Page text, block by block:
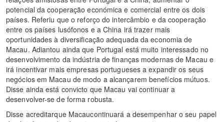
potencial da cooperação económica e comercial entre os dois
países. Referiu que o reforço do intercâmbio e da cooperação
entre os países lusófonos e a China irá trazer mais
oportunidades à diversificação adequada da economia de
Macau. Adiantou ainda que Portugal está muito interessado no
desenvolvimento da indústria de finanças modernas de Macau e
irá incentivar mais empresas portugueses a expandir os seus
negócios em Macau de modo a alcançarem benefícios mútuos.
Disse ainda está convicto que Macau vai continuar a
desenvolver-se de forma robusta.
Disse acreditarque Macaucontinuará a desempenhar o seu papel